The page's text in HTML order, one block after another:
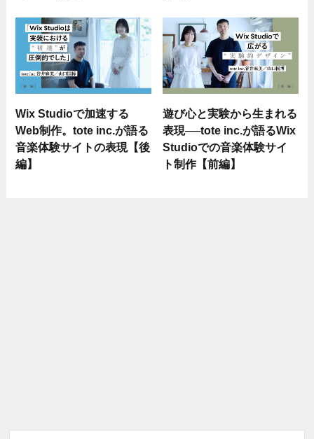
Wix Studioで加速する
Web制作。tote inc.が語る
音楽体験サイトの表現【後
編】
遊び心と実験から生まれる
表現──tote inc.が語るWix
Studioでの音楽体験サイ
ト制作【前編】